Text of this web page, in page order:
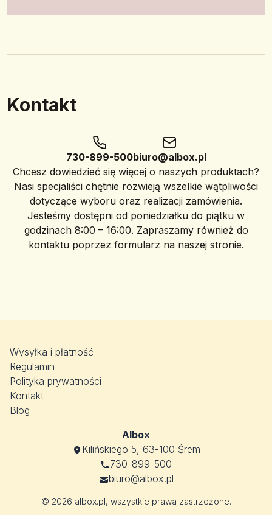
Kontakt
730-899-500biuro@albox.pl
Chcesz dowiedzieć się więcej o naszych produktach?
Nasi specjaliści chętnie rozwieją wszelkie wątpliwości
dotyczące wyboru oraz realizacji zamówienia.
Jesteśmy dostępni od poniedziałku do piątku w
godzinach 8:00 – 16:00. Zapraszamy również do
kontaktu poprzez formularz na naszej stronie.
Wysyłka i płatność
Regulamin
Polityka prywatności
Kontakt
Blog
Albox
Kilińskiego 5, 63-100 Śrem
730-899-500
biuro@albox.pl
© 2026 albox.pl, wszystkie prawa zastrzeżone.